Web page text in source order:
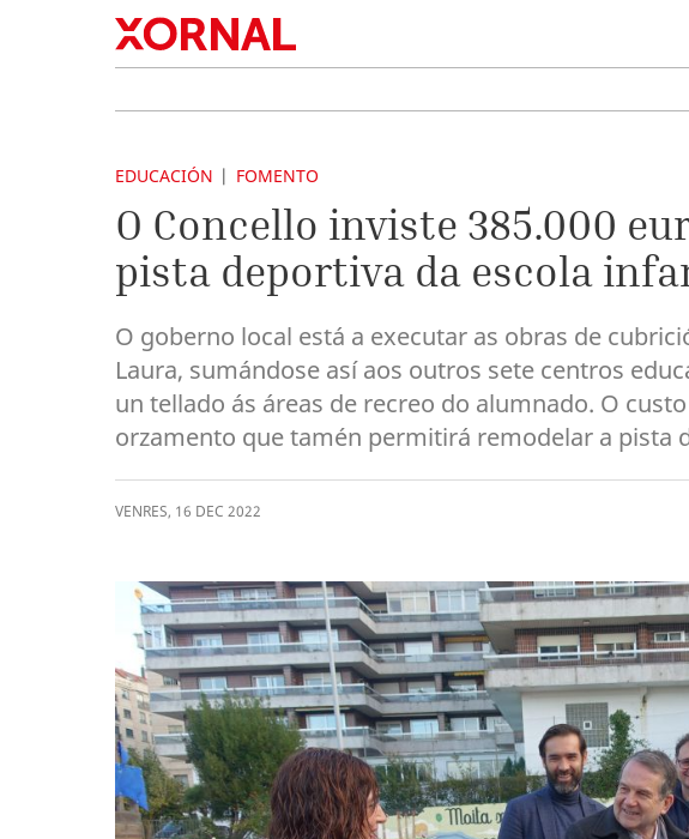
EDUCACIÓN FOMENTO
O Concello inviste 385.000
pista deportiva da escola
O goberno local está a executar as obras de
Laura, sumándose así aos outros sete centros
un tellado ás áreas de recreo do alumnado. O
orzamento que tamén permitirá remodelar a pista
VENRES, 16 DEC 2022